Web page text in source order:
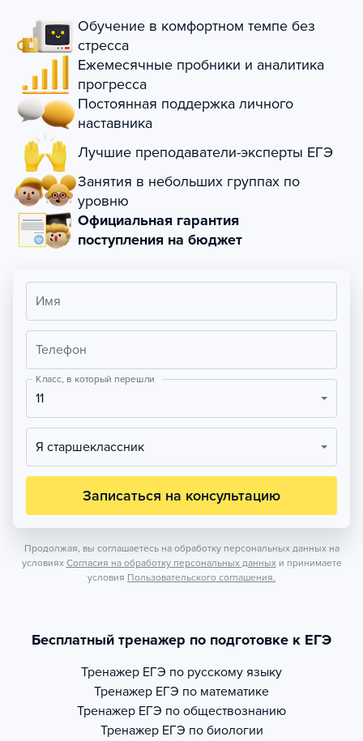
Обучение в комфортном темпе без
стресса
Ежемесячные пробники и аналитика
прогресса
Постоянная поддержка личного
наставника
Лучшие преподаватели-эксперты ЕГЭ
Занятия в небольших группах по
уровню
Официальная гарантия
поступления на бюджет
Имя
Телефон
Класс, в который перешли
11
Я старшеклассник
Записаться на консультацию
Продолжая, вы соглашаетесь на обработку персональных данных на
условиях Согласия на обработку персональных данных и принимаете
условия Пользовательского соглашения.
Бесплатный тренажер по подготовке к ЕГЭ
Тренажер ЕГЭ по русскому языку
Тренажер ЕГЭ по математике
Тренажер ЕГЭ по обществознанию
Тренажер ЕГЭ по биологии